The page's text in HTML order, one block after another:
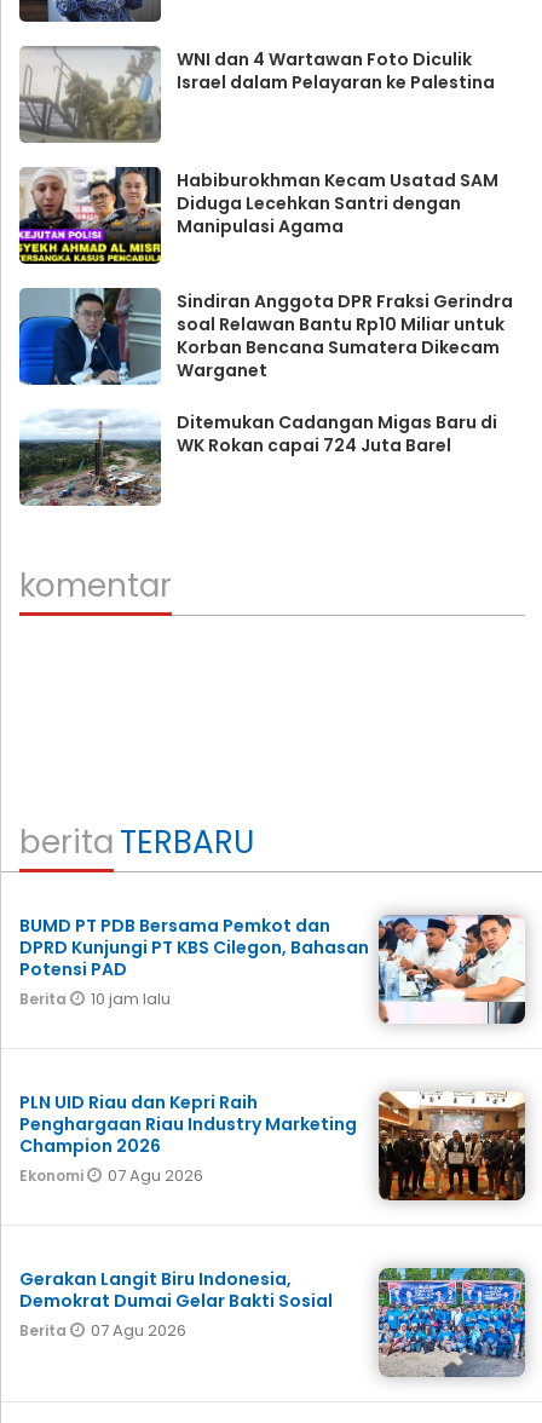
WNI dan 4 Wartawan Foto Diculik
Israel dalam Pelayaran ke Palestina
Habiburokhman Kecam Usatad SAM
Diduga Lecehkan Santri dengan
Manipulasi Agama
Sindiran Anggota DPR Fraksi Gerindra
soal Relawan Bantu Rp10 Miliar untuk
Korban Bencana Sumatera Dikecam
Warganet
Ditemukan Cadangan Migas Baru di
WK Rokan capai 724 Juta Barel
komentar
beritaTERBARU
BUMD PT PDB Bersama Pemkot dan
DPRD Kunjungi PT KBS Cilegon, Bahasan
Potensi PAD
Berita 10 jam lalu
PLN UID Riau dan Kepri Raih
Penghargaan Riau Industry Marketing
Champion 2026
Ekonomi 07 Agu 2026
Gerakan Langit Biru Indonesia,
Demokrat Dumai Gelar Bakti Sosial
Berita 07 Agu 2026